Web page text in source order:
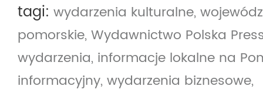
tagi: wydarzenia kulturalne,
pomorskie, Wydawnictwo Polska
wydarzenia, informacje lokalne na
informacyjny, wydarzenia biznesowe,